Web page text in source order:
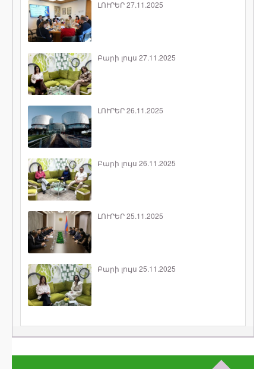
ԼՈՒՐԵՐ 27.11.2025
Բարի լույս 27.11.2025
ԼՈՒՐԵՐ 26.11.2025
Բարի լույս 26.11.2025
ԼՈՒՐԵՐ 25.11.2025
Բարի լույս 25.11.2025